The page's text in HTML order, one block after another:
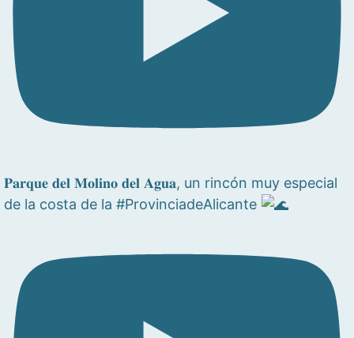
𝐏𝐚𝐫𝐪𝐮𝐞 𝐝𝐞𝐥 𝐌𝐨𝐥𝐢𝐧𝐨 𝐝𝐞𝐥 𝐀𝐠𝐮𝐚, un rincón muy especial
de la costa de la #ProvinciadeAlicante